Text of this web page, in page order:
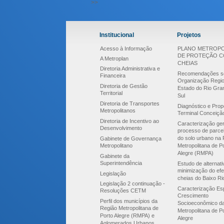
>>
Institucional
Acesso à Informação
A Metroplan
Diretoria Administrativa e
Financeira
Diretoria de Gestão
Territorial
Diretoria de Transportes
Metropolitanos
Diretoria de Incentivo ao
Desenvolvimento
Gabinete de Governança
Metropolitano
Gabinete da
Superintendência
Legislação
Legislação 2 continuação -
Resoluções CETM
Perfil dos municípios da
Região Metropolitana de
Porto Alegre (RMPA) e
Projetos
PLANO
DE PROTEÇÃO
CHEIAS
Recomendações
Organização
Estado do Rio
Sul
Diagnóstico e
Terminal
Caracterização
processo de
do solo urbano na
Metropolitana de
Alegre (RMPA)
Estudo de
minimização do
cheias do Baixo
Caracterização
Crescimento
Socioeconômico
Metropolitana de
Alegre